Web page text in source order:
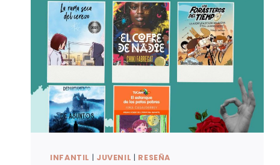
INFANTIL | JUVENIL | RESEÑA